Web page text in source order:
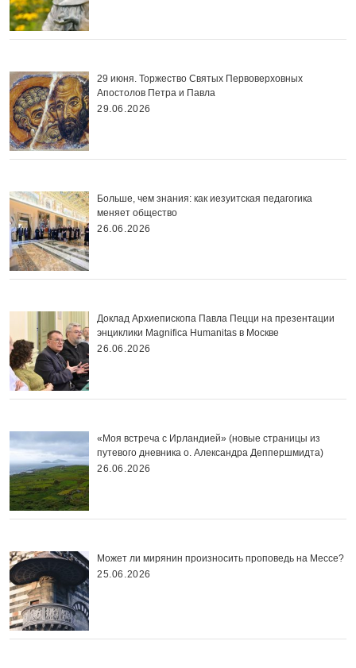
29 июня. Торжество Святых Первоверховных
Апостолов Петра и Павла
29.06.2026
Больше, чем знания: как иезуитская педагогика
меняет общество
26.06.2026
Доклад Архиепископа Павла Пецци на презентации
энциклики Magnifica Нumanitas в Москве
26.06.2026
«Моя встреча с Ирландией» (новые страницы из
путевого дневника о. Александра Деппершмидта)
26.06.2026
Может ли мирянин произносить проповедь на Мессе?
25.06.2026